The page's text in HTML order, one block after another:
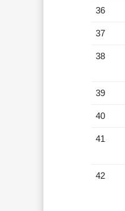
36
37
38
39
40
41
42